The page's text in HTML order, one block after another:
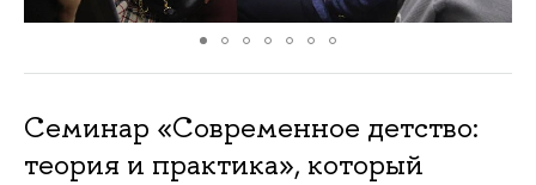
Семинар «Современное детство:
теория и практика», который